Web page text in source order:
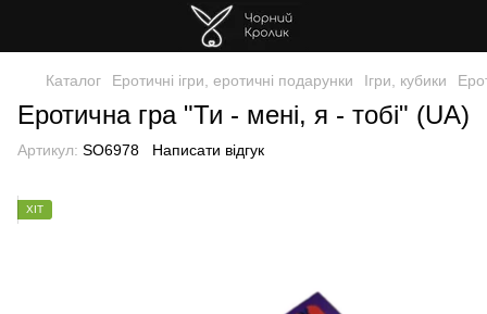
Каталог Еротичні ігри, еротичні подарунки Ігри, кубики
Еротична гра "Ти - мені, я - тобі" (UA)
Артикул: SO6978 Написати відгук
ХІТ